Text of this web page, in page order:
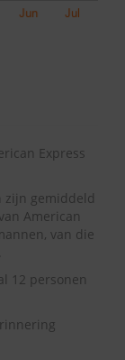
Express
zijn gemiddeld
American
van die
12 personen